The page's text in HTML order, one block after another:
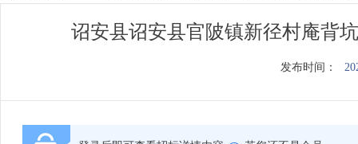
诏安县诏安县官陂镇新径村庵背
发布时间：